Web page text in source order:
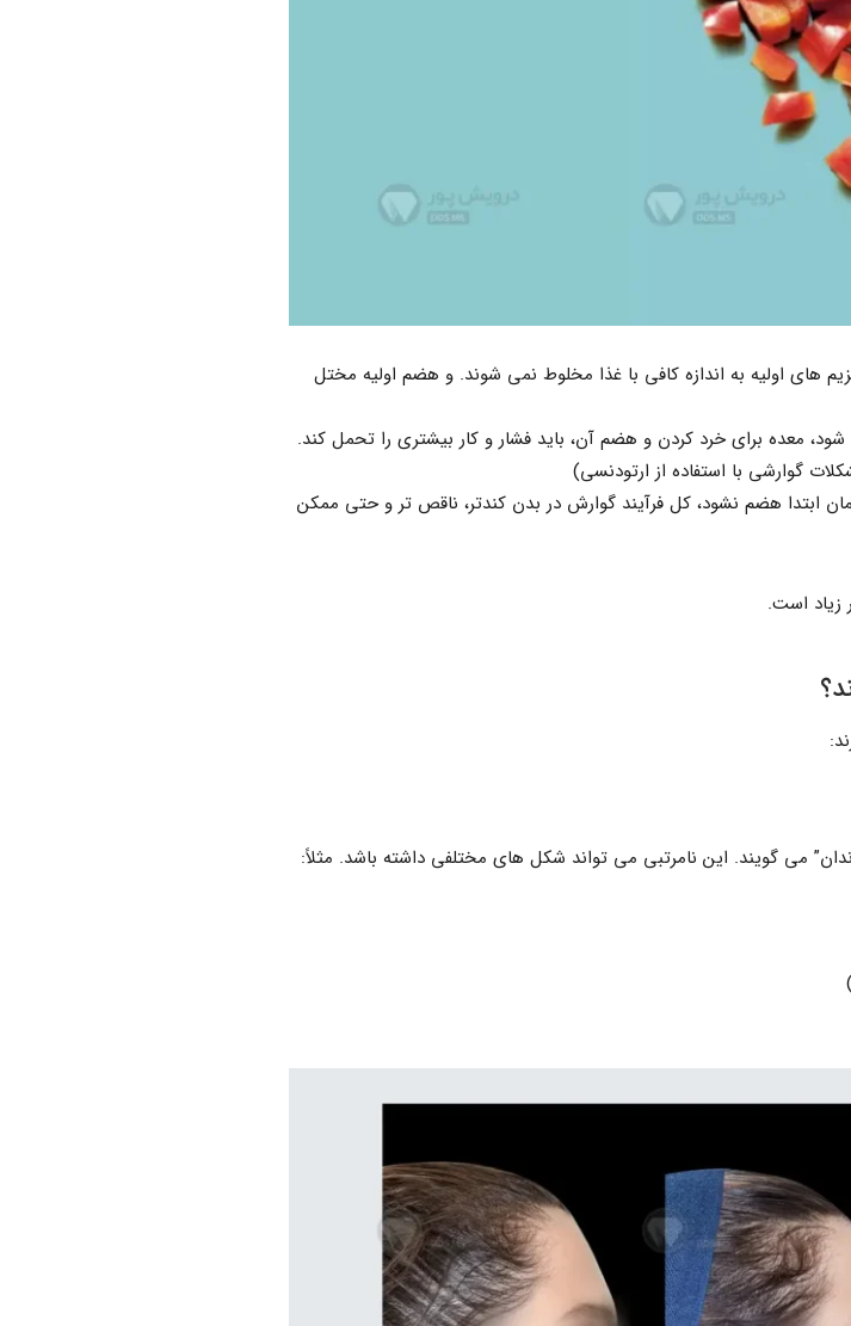
های اولیه به اندازه کافی با غذا مخلوط نمی شوند. و هضم اولیه مختل
معده برای خرد کردن و هضم آن، باید فشار و کار بیشتری را تحمل کند.
گوارشی با استفاده از ارتودنسی)
ابتدا هضم نشود، کل فرآیند گوارش در بدن کندتر، ناقص تر و حتی ممکن
است.
می گویند. این نامرتبی می تواند شکل های مختلفی داشته باشد. مثلاً: